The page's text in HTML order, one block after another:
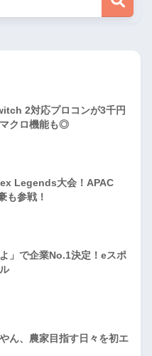
2対応プロコンが3千円
クロ機能も◎
Legends大会！APAC
も参戦！
」で企業No.1決定！eスポ
ん、農家目指す日々を初エ